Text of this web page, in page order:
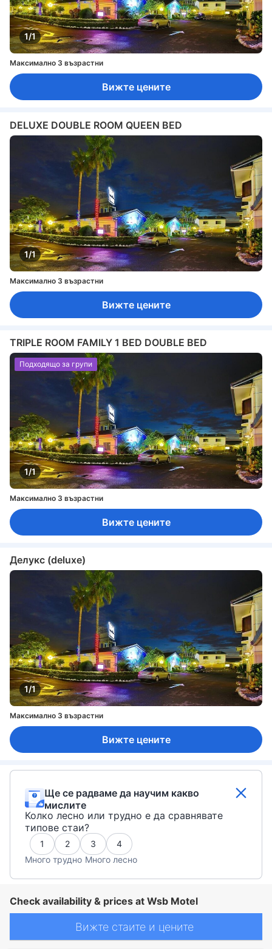
1/1
Максимално 3 възрастни
Вижте цените
DELUXE DOUBLE ROOM QUEEN BED
1/1
Максимално 3 възрастни
Вижте цените
TRIPLE ROOM FAMILY 1 BED DOUBLE BED
1/1
Подходящо за групи
Максимално 3 възрастни
Вижте цените
Делукс (deluxe)
1/1
Максимално 3 възрастни
Вижте цените
Ще се радваме да научим какво
мислите
Колко лесно или трудно е да сравнявате
типове стаи?
1 2 3
4
Много трудно Много лесно
Check availability & prices at Wsb Motel
Вижте стаите и цените